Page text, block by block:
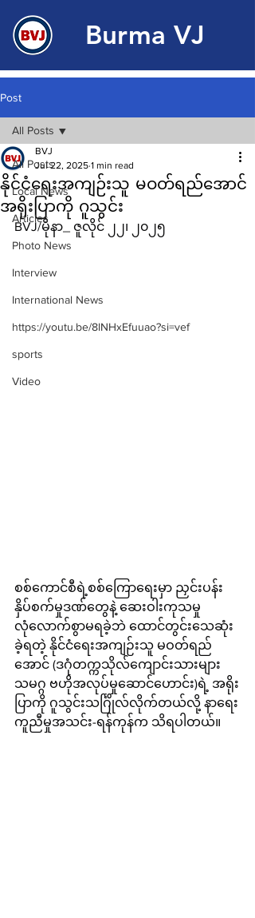
Burma VJ
Post
All Posts
Local News
Articles
Photo News
Interview
International News
https://youtu.be/8lNHxEfuuao?si=vef
sports
Video
All Posts
နိုင်ငံရေးအကျဉ်းသူ မဝတ်ရည်အောင်
အရိုးပြာကို ဂူသွင်း
BVJ
Jul 22, 2025 1 min read
BVJ/မိုနာ_ ဇူလိုင် ၂၂၊ ၂၀၂၅
စစ်ကောင်စီရဲ့စစ်ကြောရေးမှာ ညှင်းပန်း
နှိပ်စက်မှုဒဏ်တွေနဲ့ ဆေးဝါးကုသမှု
လုံလောက်စွာမရခဲ့ဘဲ ထောင်တွင်းသေဆုံး
ခဲ့ရတဲ့ နိုင်ငံရေးအကျဉ်းသူ မဝတ်ရည်
အောင် (ဒဂုံတက္ကသိုလ်ကျောင်းသားများ
သမဂ္ဂ ဗဟိုအလုပ်မှုဆောင်ဟောင်း)ရဲ့ အရိုး
ပြာကို ဂူသွင်းသင်္ဂြိုလ်လိုက်တယ်လို့ နာရေး
ကူညီမှုအသင်း-ရန်ကုန်က သိရပါတယ်။